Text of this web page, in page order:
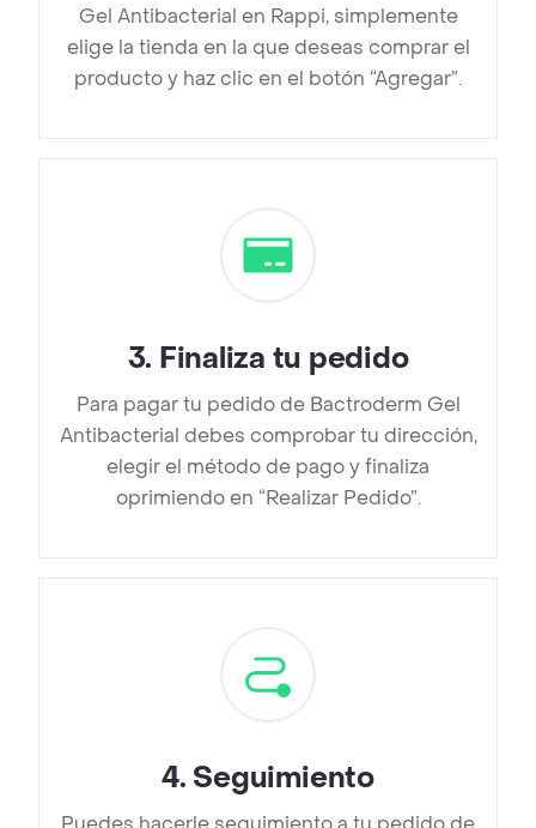
Gel Antibacterial en Rappi, simplemente
elige la tienda en la que deseas comprar el
producto y haz clic en el botón “Agregar”.
3. Finaliza tu pedido
Para pagar tu pedido de Bactroderm Gel
Antibacterial debes comprobar tu dirección,
elegir el método de pago y finaliza
oprimiendo en “Realizar Pedido”.
4. Seguimiento